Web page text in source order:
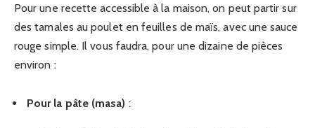
Pour une recette accessible à la maison, on peut partir sur
des tamales au poulet en feuilles de maïs, avec une sauce
rouge simple. Il vous faudra, pour une dizaine de pièces
environ :
Pour la pâte (masa) :